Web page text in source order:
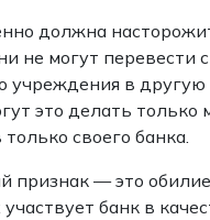
должна
не могут перевести
учреждения в другую
это делать только
своего банка.
признак — это
банк в